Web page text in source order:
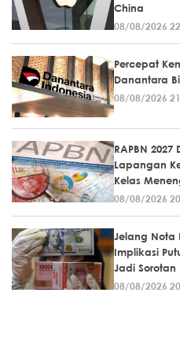
China
08/08/2026
Percepat
Danantara
08/08/2026
RAPBN
Lapangan
Kelas
08/08/2026
Jelang Nota
Implikasi
Jadi Sorotan
08/08/2026